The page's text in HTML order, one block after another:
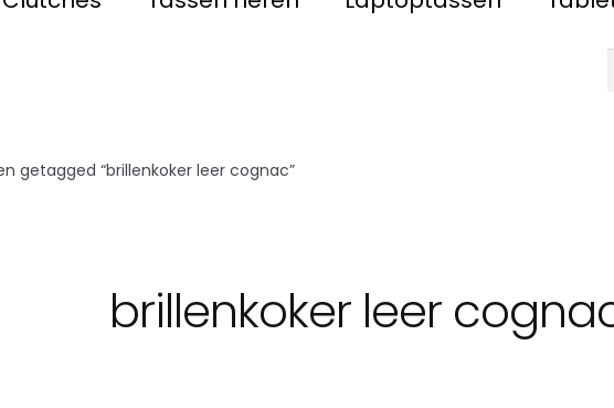
getagged “brillenkoker leer cognac”
brillenkoker leer